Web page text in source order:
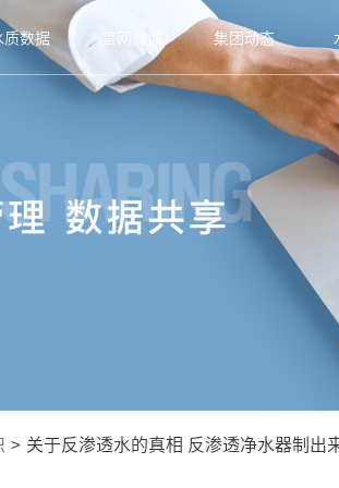
质数据 官网商城 集团动态
> 关于反渗透水的真相 反渗透净水器制出